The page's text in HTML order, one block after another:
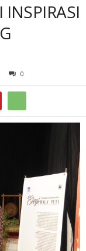
INSPIRASI
0